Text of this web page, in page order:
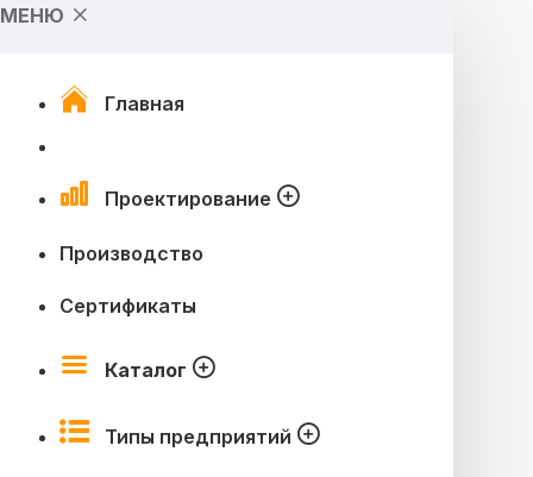
МЕНЮ
Главная
Проектирование
Производство
Сертификаты
Каталог
Типы предприятий